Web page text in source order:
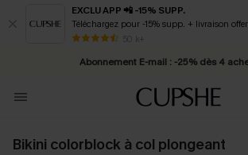
EXCLU APP 📲 -15% SUPP.
Téléchargez pour -15% supp. + livraison
50 k+
* Livraison éclair 2-3 jours ouvrés
Abonnement E-mail : -25% dès 4
Bikini colorblock à col plongeant